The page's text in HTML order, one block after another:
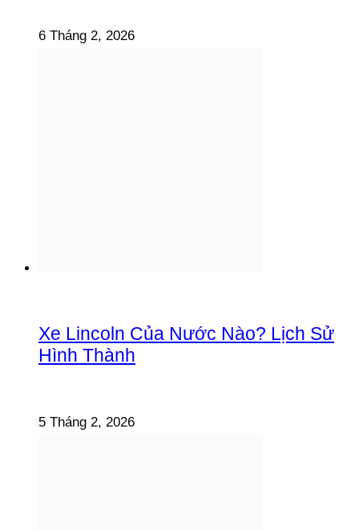
6 Tháng 2, 2026
Xe Lincoln Của Nước Nào? Lịch Sử
Hình Thành
5 Tháng 2, 2026